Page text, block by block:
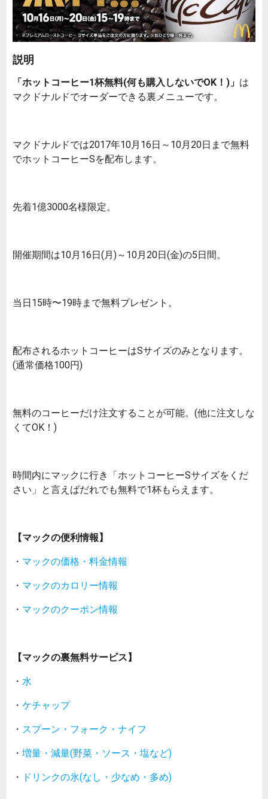
説明
「ホットコーヒー1杯無料(何も購入しないでOK！)」 は
マクドナルドでオーダーできる裏メニューです。
マクドナルドでは2017年10月16日～10月20日まで無料
でホットコーヒーSを配布します。
先着1億3000名様限定。
開催期間は10月16日(月)～10月20日(金)の5日間。
当日15時〜19時まで無料プレゼント。
配布されるホットコーヒーはSサイズのみとなります。
(通常価格100円)
無料のコーヒーだけ注文することが可能。(他に注文しな
くてOK！)
時間内にマックに行き「ホットコーヒーSサイズをくだ
さい」と言えばだれでも無料で1杯もらえます。
【マックの便利情報】
・ マックの価格・料金情報
・ マックのカロリー情報
・ マックのクーポン情報
【マックの裏無料サービス】
・ 水
・ ケチャップ
・ スプーン・フォーク・ナイフ
・ 増量・減量(野菜・ソース・塩など)
・ ドリンクの氷(なし・少なめ・多め)